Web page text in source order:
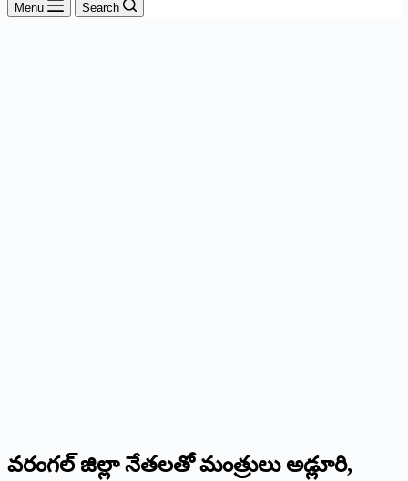
Menu Search
వరంగల్‌ జిల్లా నేతలతో మంత్రులు అడ్లూరి,